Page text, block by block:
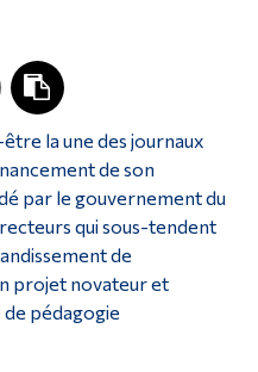
la une des journaux
de son
par le gouvernement du
qui sous-tendent
de
projet novateur et
de pédagogie